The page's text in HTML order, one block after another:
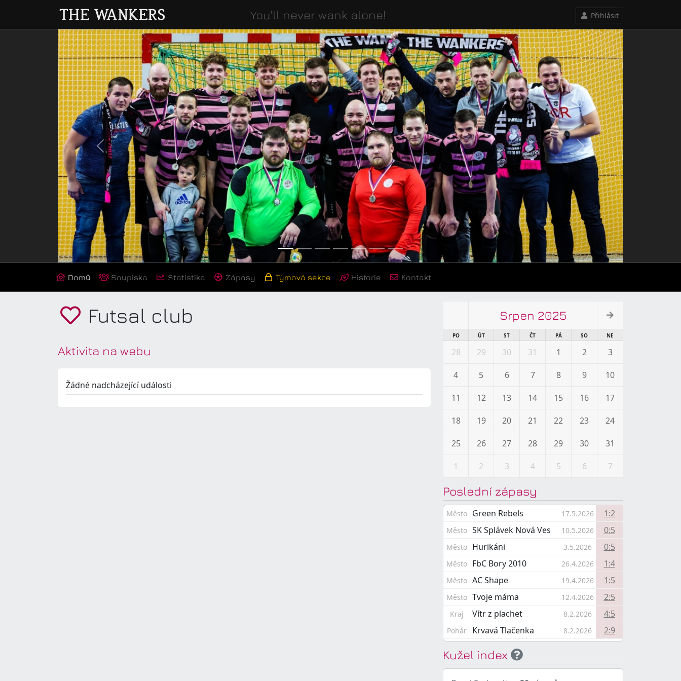
You'll never wank alone! Přihlásit
Previous Next
Domů Soupiska Statistika Zápasy Týmová sekce Historie Kontakt
Futsal club
Aktivita na webu
Žádné nadcházející události
Srpen 2025
PO ÚT ST ČT PÁ SO NE
28 29 30 31 1 2 3
4 5 6 7 8 9 10
11 12 13 14 15 16 17
18 19 20 21 22 23 24
25 26 27 28 29 30 31
1 2 3 4 5 6 7
Poslední zápasy
Město Green Rebels 17.5.2026 1:2
Město SK Splávek Nová Ves 10.5.2026 0:5
Město Hurikáni 3.5.2026 0:5
Město FbC Bory 2010 26.4.2026 1:4
Město AC Shape 19.4.2026 1:5
Město Tvoje máma 12.4.2026 2:5
Kraj Vítr z plachet 8.2.2026 4:5
Pohár Krvavá Tlačenka 8.2.2026 2:9
Kužel index